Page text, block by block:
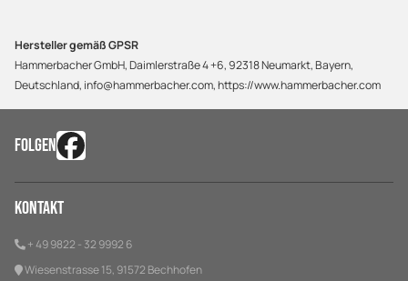
Hersteller gemäß GPSR
Hammerbacher GmbH, Daimlerstraße 4 +6, 92318 Neumarkt, Bayern,
Deutschland, info@hammerbacher.com, https://www.hammerbacher.com
FOLGEN
Kontakt
+ 49 9822 - 32 9992 6
Wiesenstrasse 15, 91572 Bechhofen